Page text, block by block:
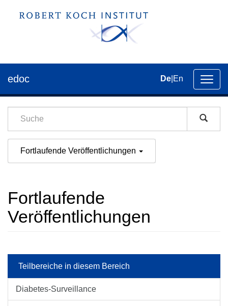
der
edoc De En
Fortlaufende Veröffentlichungen
Fortlaufende
Veröffentlichungen
Teilbereiche in diesem Bereich
Diabetes-Surveillance